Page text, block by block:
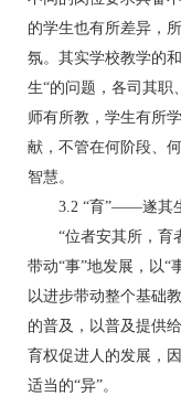
的学生也有所差异，
氛。其实学校教学的
生“的问题，各司其职
师有所教，学生有所
献，不管在何阶段、
智慧。
3.2 “育”——遂其
“位者安其所，育者
带动“事”地发展，以“
以进步带动整个基础
的普及，以普及提供
育权促进人的发展，
适当的“异”。